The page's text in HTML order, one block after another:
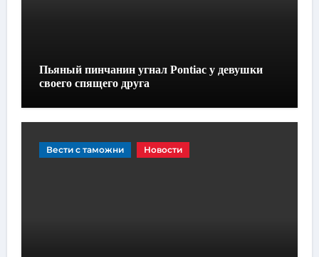
Пьяный пинчанин угнал Pontiac у девушки
своего спящего друга
Вести с таможни Новости